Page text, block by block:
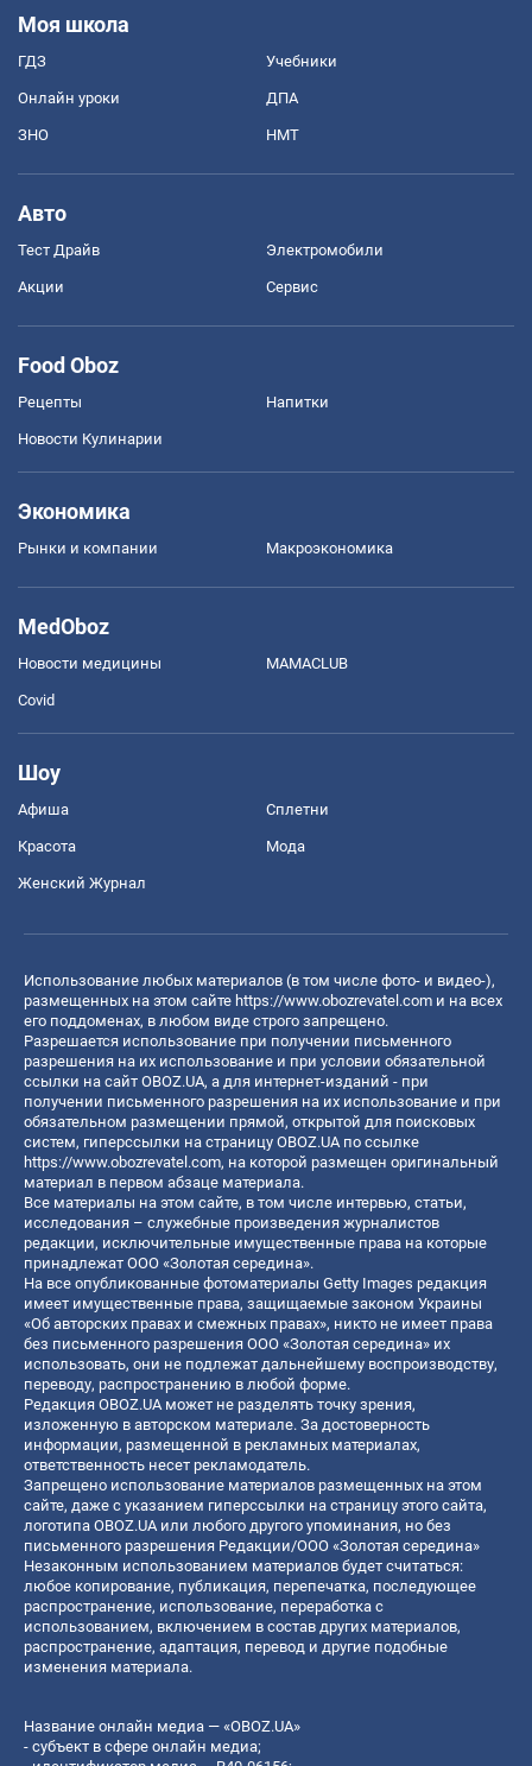
Моя школа
ГДЗ Учебники
Онлайн уроки ДПА
ЗНО НМТ
Авто
Тест Драйв Электромобили
Акции Сервис
Food Oboz
Рецепты Напитки
Новости Кулинарии
Экономика
Рынки и компании Mакроэкономика
MedOboz
Новости медицины MAMACLUB
Covid
Шоу
Афиша Сплетни
Красота Мода
Женский Журнал
Использование любых материалов (в том числе фото- и видео-),
размещенных на этом сайте https://www.obozrevatel.com и на всех
его поддоменах, в любом виде строго запрещено.
Разрешается использование при получении письменного
разрешения на их использование и при условии обязательной
ссылки на сайт OBOZ.UA, а для интернет-изданий - при
получении письменного разрешения на их использование и при
обязательном размещении прямой, открытой для поисковых
систем, гиперссылки на страницу OBOZ.UA по ссылке
https://www.obozrevatel.com, на которой размещен оригинальный
материал в первом абзаце материала.
Все материалы на этом сайте, в том числе интервью, статьи,
исследования – служебные произведения журналистов
редакции, исключительные имущественные права на которые
принадлежат ООО «Золотая середина».
На все опубликованные фотоматериалы Getty Images редакция
имеет имущественные права, защищаемые законом Украины
«Об авторских правах и смежных правах», никто не имеет права
без письменного разрешения ООО «Золотая середина» их
использовать, они не подлежат дальнейшему воспроизводству,
переводу, распространению в любой форме.
Редакция OBOZ.UA может не разделять точку зрения,
изложенную в авторском материале. За достоверность
информации, размещенной в рекламных материалах,
ответственность несет рекламодатель.
Запрещено использование материалов размещенных на этом
сайте, даже с указанием гиперссылки на страницу этого сайта,
логотипа OBOZ.UA или любого другого упоминания, но без
письменного разрешения Редакции/ООО «Золотая середина»
Незаконным использованием материалов будет считаться:
любое копирование, публикация, перепечатка, последующее
распространение, использование, переработка с
использованием, включением в состав других материалов,
распространение, адаптация, перевод и другие подобные
изменения материала.
Название онлайн медиа — «OBOZ.UA»
- субъект в сфере онлайн медиа;